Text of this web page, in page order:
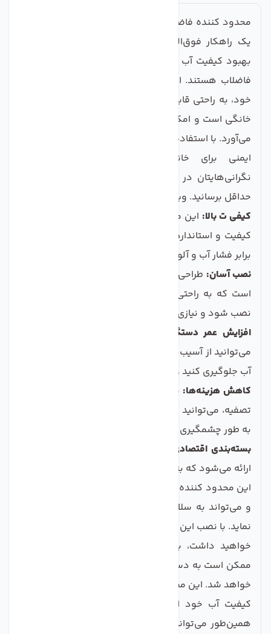
یک راهکار فوق‌العاده برای کسانی است که به دنبال
بهبود کیفیت آب مصرفی و کاهش آلودگی‌های ناشی از
فاضلاب هستند. این محصول با طراحی مناسب و کارآمد
خود، به راحتی قابل نصب بر روی دستگاه‌های تصفیه آب
خانگی است و امکاناتی منحصر به فرد را برای شما فراهم
می‌آورد. با استفاده از این محصول می‌توانید از آب سالم و
ایمنی برای خانواده‌تان اطمینان حاصل کنید و
نگرانی‌هایتان در مورد وجود آلودگی‌های فاضلاب را به
حداقل برسانید. ویژگی‌های کلیدی محصول عبارتند از:
کیفی ت بالا: این محدودکننده با استفاده از مواد اولیه با
کیفیت و استاندارد تولید شده است و مقاومت بالایی در
برابر فشار آب و آلودگی‌ها دارد.
نصب آسان: طراحی منحصر به فرد این محصول باعث شده
است که به راحتی بر روی انواع دستگاه‌های تصفیه آب
نصب شود و نیازی به تخصص خاصی ندارد.
افزایش عمر دستگاه:
می‌توانید از آسیب‌های ناشی از فاضلاب به دستگاه تصفیه
آب جلوگیری کنید و عمر آن را افزایش دهید.
کاهش هزینه‌ها: با جلوگیری از ورود آلودگی به سیستم
تصفیه، می‌توانید هزینه‌های تعمیر و نگهداری دستگاه را
به طور چشمگیری کاهش دهید.
بسته‌بندی اقتصادی:
ارائه می‌شود که به صرفه‌تر از خرید تک‌عددی می‌باشد.
این محدود کننده فاضلاب دارای کاربردهای متعددی است
و می‌تواند به سلامت و کیفیت زندگی شما کمک شایانی
نماید. با نصب این محصول، نه تنها آب آشامیدنی سالم‌تری
خواهید داشت، بلکه از مشکلات ناشی از فاضلاب که
ممکن است به دستگاه تصفیه آسیب برساند نیز جلوگیری
خواهد شد. این محصول به ویژه برای خانواده‌هایی که به
کیفیت آب خود اهمیت می‌دهند، بسیار مناسب است.
همین‌طور می‌توانید با اطمینان از خرید این محصول، نیاز